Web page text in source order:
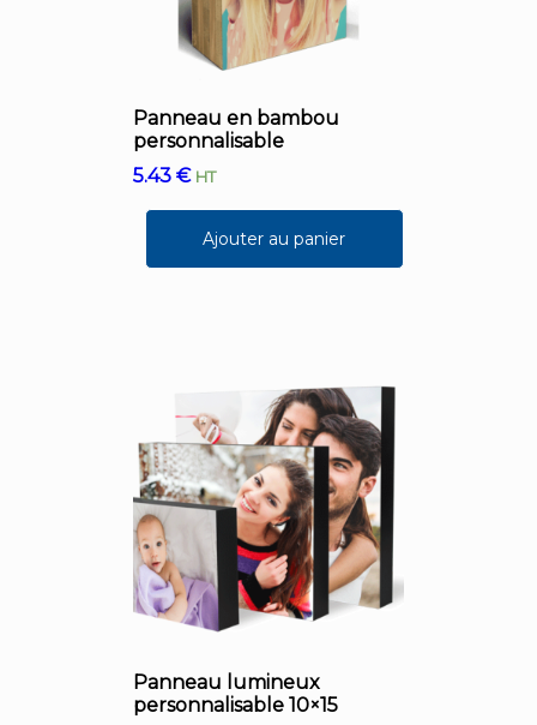
Panneau en bambou
personnalisable
5.43€ HT
Ajouter au panier
Panneau lumineux
personnalisable 10×15